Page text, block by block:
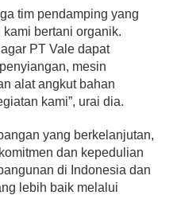
tim pendamping yang
bertani organik.
PT Vale dapat
mesin
alat angkut bahan
kami”, urai dia.
yang berkelanjutan,
dan kepedulian
di Indonesia dan
lebih baik melalui